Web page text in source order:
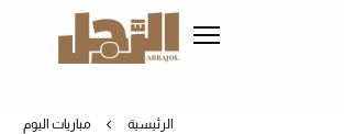
الرئيسية مباريات اليوم